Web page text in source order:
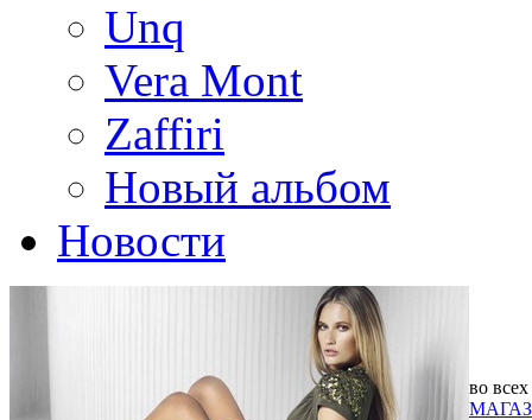
Unq
Vera Mont
Zaffiri
Новый альбом
Новости
во всех